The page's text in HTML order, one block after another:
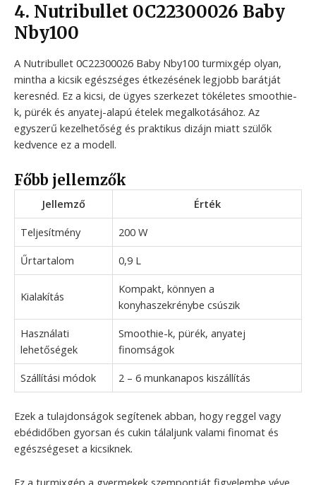
4. Nutribullet 0C22300026 Baby
Nby100
A Nutribullet 0C22300026 Baby Nby100 turmixgép olyan,
mintha a kicsik egészséges étkezésének legjobb barátját
keresnéd. Ez a kicsi, de ügyes szerkezet tökéletes smoothie-
k, pürék és anyatej-alapú ételek megalkotásához. Az
egyszerű kezelhetőség és praktikus dizájn miatt szülők
kedvence ez a modell.
Főbb jellemzők
Jellemző
Érték
Teljesítmény
200 W
Űrtartalom
0,9 L
Kialakítás
Kompakt, könnyen a
konyhaszekrénybe csúszik
Használati
lehetőségek
Smoothie-k, pürék, anyatej
finomságok
Szállítási módok
2 – 6 munkanapos kiszállítás
Ezek a tulajdonságok segítenek abban, hogy reggel vagy
ebédidőben gyorsan és cukin tálaljunk valami finomat és
egészségeset a kicsiknek.